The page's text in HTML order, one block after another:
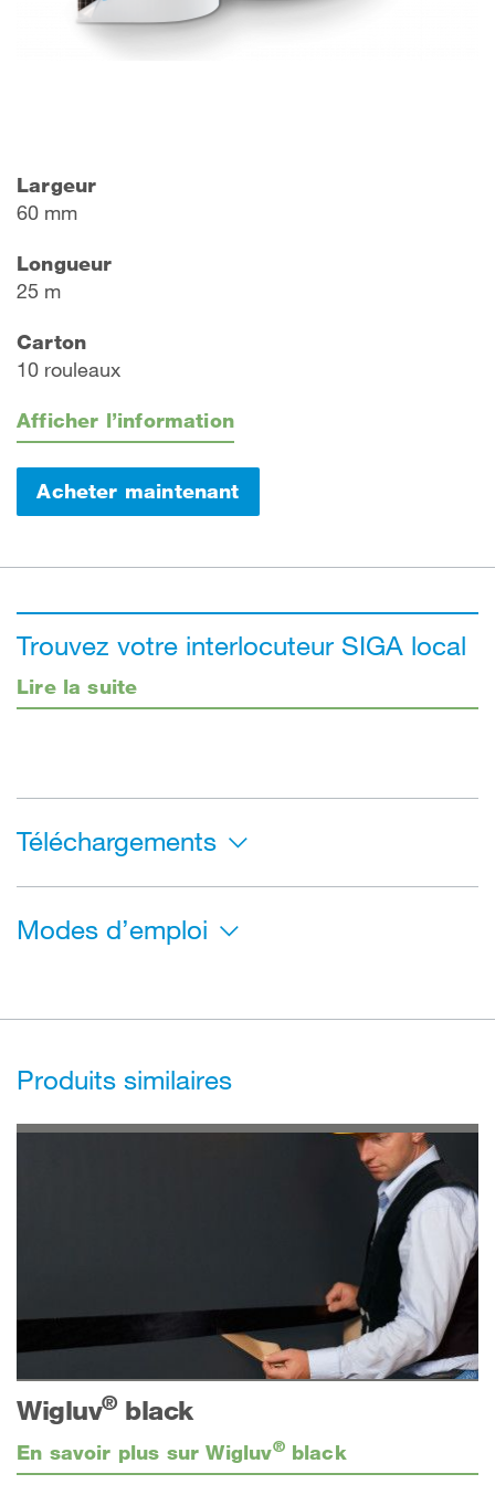
Largeur
60 mm
Longueur
25 m
Carton
10 rouleaux
Afficher l’information
Acheter maintenant
Trouvez votre interlocuteur SIGA local
Lire la suite
Téléchargements
Modes d’emploi
Produits similaires
Wigluv®black
En savoir plus sur Wigluv®black